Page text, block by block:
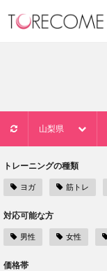
山梨県
トレーニングの種類
ヨガ 筋トレ
対応可能な方
男性 女性
価格帯